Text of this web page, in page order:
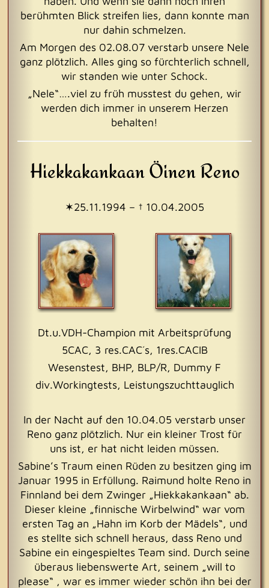
berühmten Blick streifen lies, dann konnte man
nur dahin schmelzen.
Am Morgen des 02.08.07 verstarb unsere Nele
ganz plötzlich. Alles ging so fürchterlich schnell,
wir standen wie unter Schock.
„Nele“….viel zu früh musstest du gehen, wir
werden dich immer in unserem Herzen
behalten!
Hiekkakankaan Öinen Reno
✶25.11.1994 – † 10.04.2005
Dt.u.VDH-Champion mit Arbeitsprüfung
5CAC, 3 res.CAC´s, 1res.CACIB
Wesenstest, BHP, BLP/R, Dummy F
div.Workingtests, Leistungszuchttauglich
In der Nacht auf den 10.04.05 verstarb unser
Reno ganz plötzlich. Nur ein kleiner Trost für
uns ist, er hat nicht leiden müssen.
Sabine’s Traum einen Rüden zu besitzen ging im
Januar 1995 in Erfüllung. Raimund holte Reno in
Finnland bei dem Zwinger „Hiekkakankaan“ ab.
Dieser kleine „finnische Wirbelwind“ war vom
ersten Tag an „Hahn im Korb der Mädels“, und
es stellte sich schnell heraus, dass Reno und
Sabine ein eingespieltes Team sind. Durch seine
überaus liebenswerte Art, seinem „will to
please“ , war es immer wieder schön ihn bei der